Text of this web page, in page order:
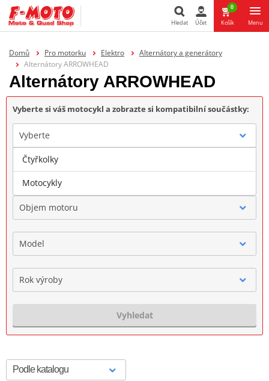
Hledat Účet
0
Košík Menu
Domů Pro motorku Elektro
Alternátory a generátory
Alternátory ARROWHEAD
Alternátory ARROWHEAD
Vyberte si váš motocykl a zobrazte si kompatibilní součástky:
Vyberte
Značka
Objem motoru
Model
Rok výroby
Vyhledat
Čtyřkolky
Motocykly